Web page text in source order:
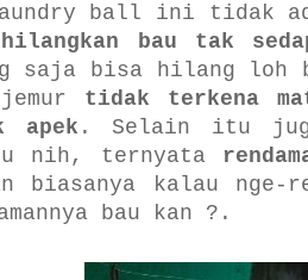
ball ini tidak
bau tak
saja bisa hilang loh
tidak terkena
apek . Selain itu
nih, ternyata
biasanya kalau
bau kan ?.